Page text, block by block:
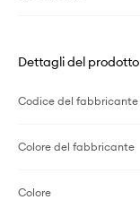
Dettagli del prodotto
Codice del fabbricante
Colore del fabbricante
Colore